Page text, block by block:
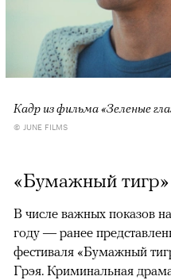
Кадр из фильма «Зеленые
© JUNE FILMS
«Бумажный
В числе важных показов
году — ранее
фестиваля «Бумажный
Грэя. Криминальная